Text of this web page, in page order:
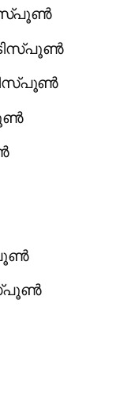
ടിസ്പൂണ്‍